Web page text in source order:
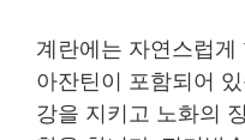
계란에는 자연스럽
아잔틴이 포함되어
강을 지키고 노화의